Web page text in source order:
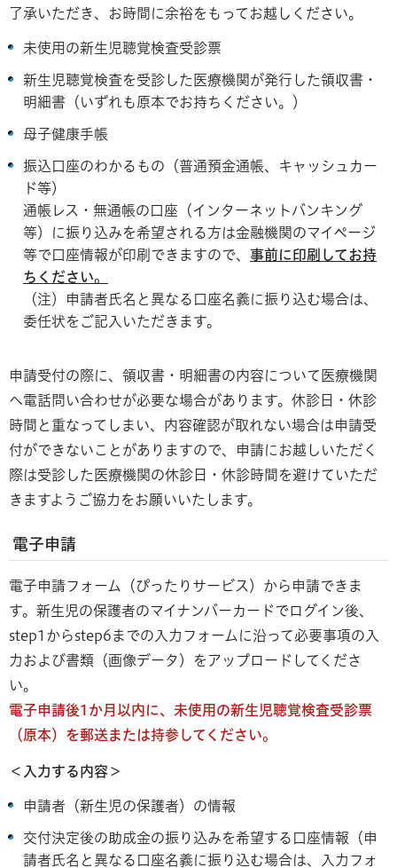
了承いただき、お時間に余裕をもってお越しください。
未使用の新生児聴覚検査受診票
新生児聴覚検査を受診した医療機関が発行した領収書・
明細書（いずれも原本でお持ちください。）
母子健康手帳
振込口座のわかるもの（普通預金通帳、キャッシュカー
ド等）
通帳レス・無通帳の口座（インターネットバンキング
等）に振り込みを希望される方は金融機関のマイページ
等で口座情報が印刷できますので、 事前に印刷してお持
ちください。
（注）申請者氏名と異なる口座名義に振り込む場合は、
委任状をご記入いただきます。
申請受付の際に、領収書・明細書の内容について医療機関
へ電話問い合わせが必要な場合があります。休診日・休診
時間と重なってしまい、内容確認が取れない場合は申請受
付ができないことがありますので、申請にお越しいただく
際は受診した医療機関の休診日・休診時間を避けていただ
きますようご協力をお願いいたします。
電子申請
電子申請フォーム（ぴったりサービス）から申請できま
す。新生児の保護者のマイナンバーカードでログイン後、
step1からstep6までの入力フォームに沿って必要事項の入
力および書類（画像データ）をアップロードしてくださ
い。
電子申請後1か月以内に、未使用の新生児聴覚検査受診票
（原本）を郵送または持参してください。
＜入力する内容＞
申請者（新生児の保護者）の情報
交付決定後の助成金の振り込みを希望する口座情報（申
請者氏名と異なる口座名義に振り込む場合は、入力フォ